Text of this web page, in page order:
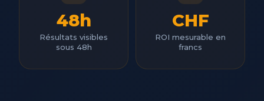
48h
Résultats visibles
sous 48h
CHF
ROI mesurable en
francs